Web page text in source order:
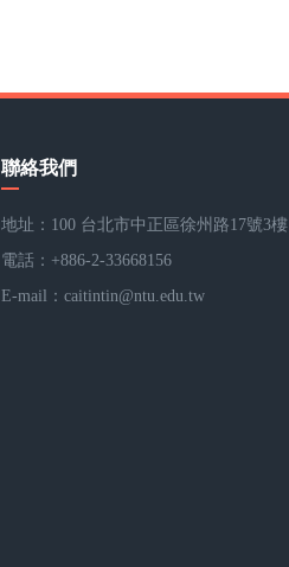
聯絡我們
地址：100 台北市中正區徐州路17號3樓
電話：+886-2-33668156
E-mail： caitintin@ntu.edu.tw